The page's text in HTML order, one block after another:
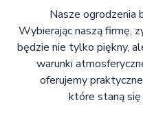
Nasze ogrodzenia
Wybierając naszą firmę,
będzie nie tylko piękny,
warunki
oferujemy
które staną się